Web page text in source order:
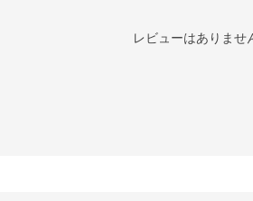
レビューはありませ